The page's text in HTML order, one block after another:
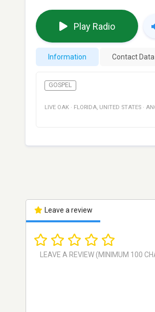
Play Radio
Information Contact Data
GOSPEL
LIVE OAK · FLORIDA, UNITED STATES ·
Leave a review